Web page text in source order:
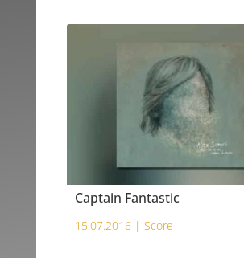
Captain Fantastic
15.07.2016 | Score